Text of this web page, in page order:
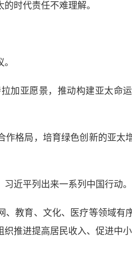
时代责任不难理解。
亚愿景，推动构建亚太命
格局，培育绿色创新的亚太
近平列出来一系列中国行动。
教育、文化、医疗等领域有
推进提高居民收入、促进中